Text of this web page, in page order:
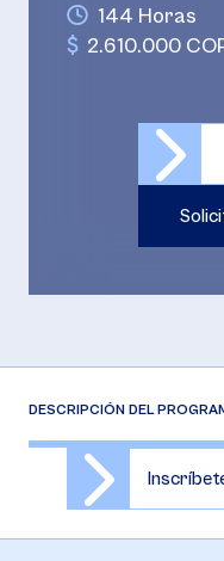
144 Horas
2.610.000
DESCRIPCIÓN DEL